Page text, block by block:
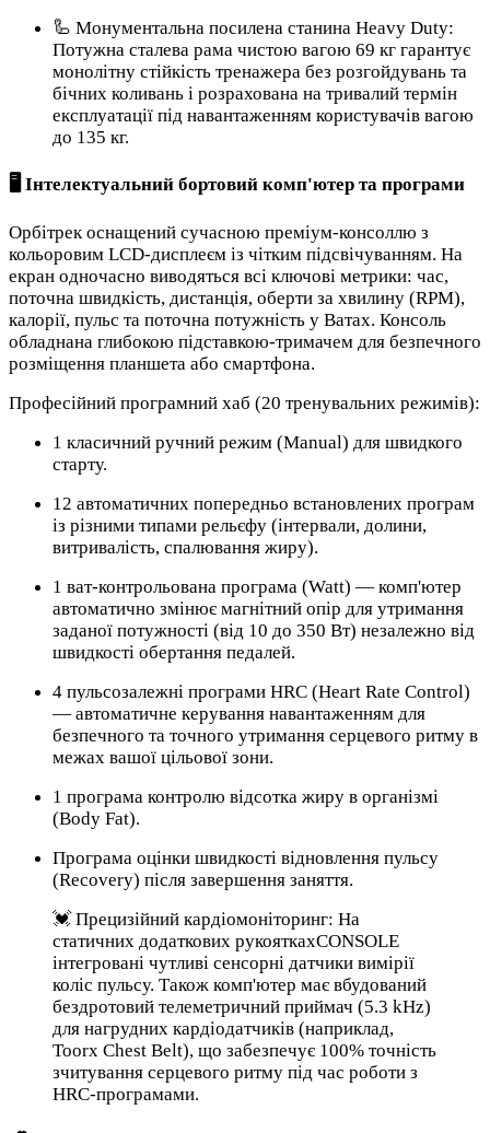
🦾 Монументальна посилена станина Heavy Duty:
Потужна сталева рама чистою вагою 69 кг гарантує
монолітну стійкість тренажера без розгойдувань та
бічних коливань і розрахована на тривалий термін
експлуатації під навантаженням користувачів вагою
до 135 кг.
🖥️ Інтелектуальний бортовий комп'ютер та програми
Орбітрек оснащений сучасною преміум-консоллю з
кольоровим LCD-дисплеєм із чітким підсвічуванням. На
екран одночасно виводяться всі ключові метрики: час,
поточна швидкість, дистанція, оберти за хвилину (RPM),
калорії, пульс та поточна потужність у Ватах. Консоль
обладнана глибокою підставкою-тримачем для безпечного
розміщення планшета або смартфона.
Професійний програмний хаб (20 тренувальних режимів):
1 класичний ручний режим (Manual) для швидкого
старту.
12 автоматичних попередньо встановлених програм
із різними типами рельєфу (інтервали, долини,
витривалість, спалювання жиру).
1 ват-контрольована програма (Watt) — комп'ютер
автоматично змінює магнітний опір для утримання
заданої потужності (від 10 до 350 Вт) незалежно від
швидкості обертання педалей.
4 пульсозалежні програми HRC (Heart Rate Control)
— автоматичне керування навантаженням для
безпечного та точного утримання серцевого ритму в
межах вашої цільової зони.
1 програма контролю відсотка жиру в організмі
(Body Fat).
Програма оцінки швидкості відновлення пульсу
(Recovery) після завершення заняття.
💓 Прецизійний кардіомоніторинг: На
статичних додаткових рукояткахCONSOLE
інтегровані чутливі сенсорні датчики вимірії
коліс пульсу. Також комп'ютер має вбудований
бездротовий телеметричний приймач (5.3 kHz)
для нагрудних кардіодатчиків (наприклад,
Toorx Chest Belt), що забезпечує 100% точність
зчитування серцевого ритму під час роботи з
HRC-програмами.